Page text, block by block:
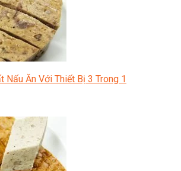
Nấu Ăn Với Thiết Bị 3 Trong 1